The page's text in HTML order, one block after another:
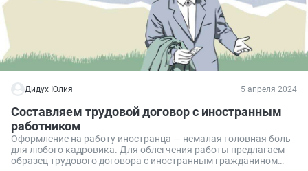
Дидух Юлия 5 апреля 2024
Составляем трудовой договор с иностранным
работником
Оформление на работу иностранца — немалая головная боль
для любого кадровика. Для облегчения работы предлагаем
образец трудового договора с иностранным гражданином